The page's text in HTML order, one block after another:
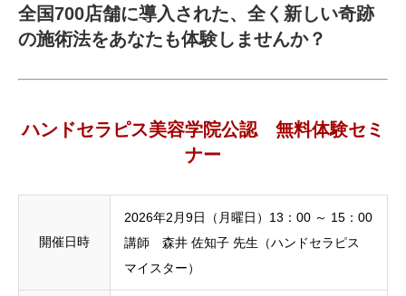
全国700店舗に導入された、全く新しい奇跡
の施術法をあなたも体験しませんか？
ハンドセラピス美容学院公認 無料体験セミ
ナー
開催日時
2026年2月9日（月曜日）13：00 ～ 15：00
講師 森井 佐知子 先生（ハンドセラピス
マイスター）